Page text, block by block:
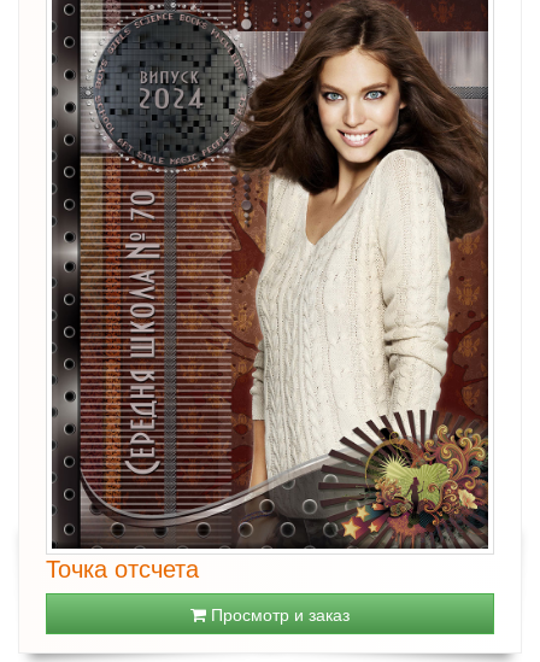
Точка отсчета
Просмотр и заказ